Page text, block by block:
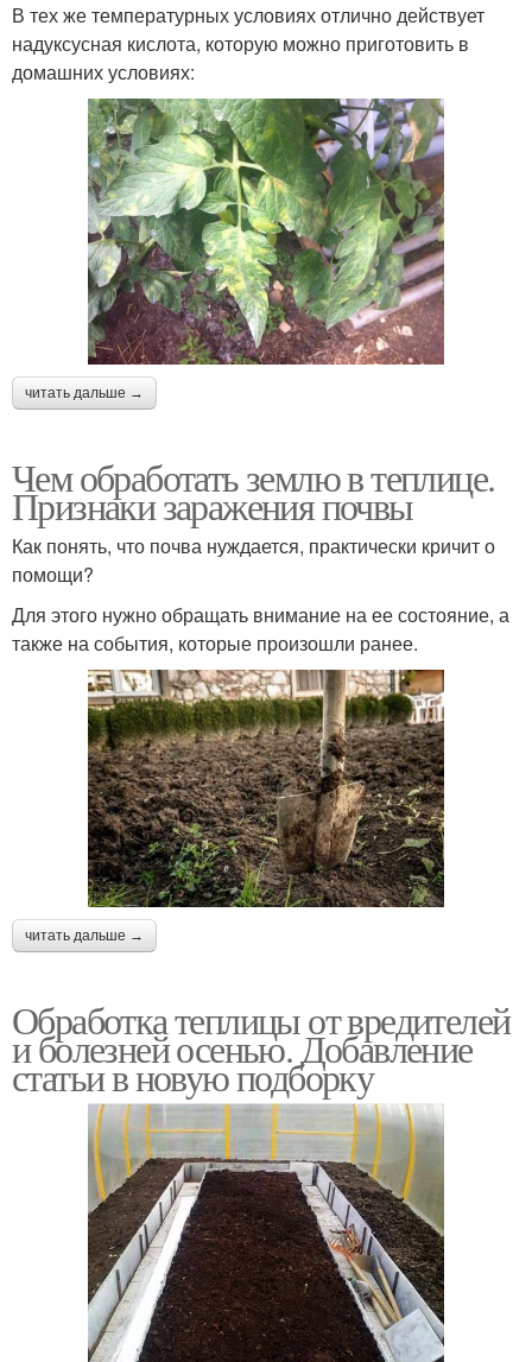
В тех же температурных условиях отлично действует
надуксусная кислота, которую можно приготовить в
домашних условиях:
читать дальше →
Чем обработать землю в теплице.
Признаки заражения почвы
Как понять, что почва нуждается, практически кричит о
помощи?
Для этого нужно обращать внимание на ее состояние, а
также на события, которые произошли ранее.
читать дальше →
Обработка теплицы от вредителей
и болезней осенью. Добавление
статьи в новую подборку